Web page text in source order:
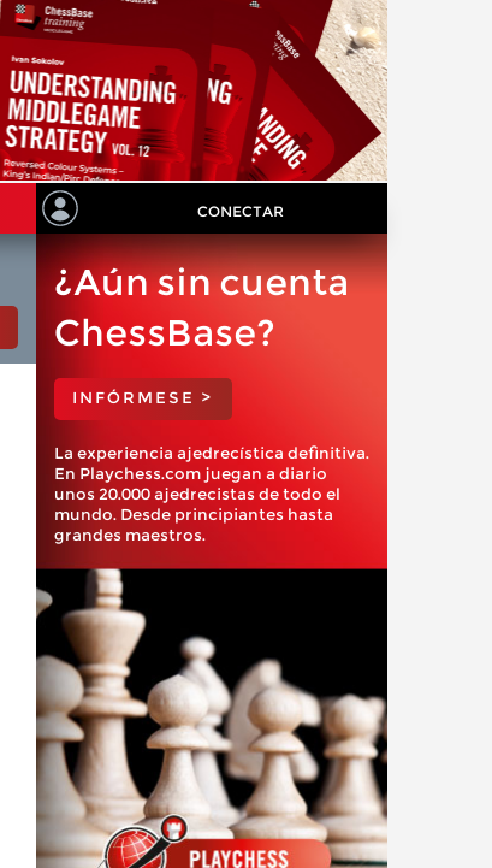
CONECTAR
¿Aún sin cuenta
ChessBase?
INFÓRMESE >
La experiencia ajedrecística definitiva.
En Playchess.com juegan a diario
unos 20.000 ajedrecistas de todo el
mundo. Desde principiantes hasta
grandes maestros.